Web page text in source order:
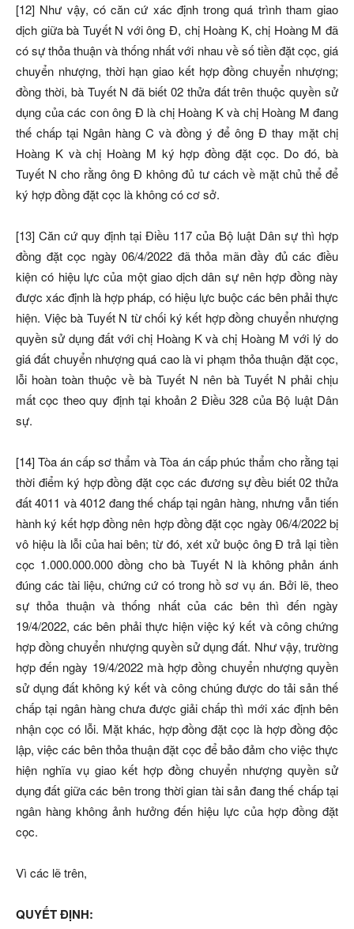
[12] Như vậy, có căn cứ xác định trong quá trình tham giao
dịch giữa bà Tuyết N với ông Đ, chị Hoàng K, chị Hoàng M đã
có sự thỏa thuận và thống nhất với nhau về số tiền đặt cọc, giá
chuyển nhượng, thời hạn giao kết hợp đồng chuyển nhượng;
đồng thời, bà Tuyết N đã biết 02 thửa đất trên thuộc quyền sử
dụng của các con ông Đ là chị Hoàng K và chị Hoàng M đang
thế chấp tại Ngân hàng C và đồng ý để ông Đ thay mặt chị
Hoàng K và chị Hoàng M ký hợp đồng đặt cọc. Do đó, bà
Tuyết N cho rằng ông Đ không đủ tư cách về mặt chủ thể để
ký hợp đồng đặt cọc là không có cơ sở.
[13] Căn cứ quy định tại Điều 117 của Bộ luật Dân sự thì hợp
đồng đặt cọc ngày 06/4/2022 đã thỏa mãn đầy đủ các điều
kiện có hiệu lực của một giao dịch dân sự nên hợp đồng này
được xác định là hợp pháp, có hiệu lực buộc các bên phải thực
hiện. Việc bà Tuyết N từ chối ký kết hợp đồng chuyển nhượng
quyền sử dụng đất với chị Hoàng K và chị Hoàng M với lý do
giá đất chuyển nhượng quá cao là vi phạm thỏa thuận đặt cọc,
lỗi hoàn toàn thuộc về bà Tuyết N nên bà Tuyết N phải chịu
mất cọc theo quy định tại khoản 2 Điều 328 của Bộ luật Dân
sự.
[14] Tòa án cấp sơ thẩm và Tòa án cấp phúc thẩm cho rằng tại
thời điểm ký hợp đồng đặt cọc các đương sự đều biết 02 thửa
đất 4011 và 4012 đang thế chấp tại ngân hàng, nhưng vẫn tiến
hành ký kết hợp đồng nên hợp đồng đặt cọc ngày 06/4/2022 bị
vô hiệu là lỗi của hai bên; từ đó, xét xử buộc ông Đ trả lại tiền
cọc 1.000.000.000 đồng cho bà Tuyết N là không phản ánh
đúng các tài liệu, chứng cứ có trong hồ sơ vụ án. Bởi lẽ, theo
sự thỏa thuận và thống nhất của các bên thì đến ngày
19/4/2022, các bên phải thực hiện việc ký kết và công chứng
hợp đồng chuyển nhượng quyền sử dụng đất. Như vậy, trường
hợp đến ngày 19/4/2022 mà hợp đồng chuyển nhượng quyền
sử dụng đất không ký kết và công chúng được do tải sản thế
chấp tại ngân hàng chưa được giải chấp thì mới xác định bên
nhận cọc có lỗi. Mặt khác, hợp đồng đặt cọc là hợp đồng độc
lập, việc các bên thỏa thuận đặt cọc để bảo đảm cho việc thực
hiện nghĩa vụ giao kết hợp đồng chuyển nhượng quyền sử
dụng đất giữa các bên trong thời gian tài sản đang thế chấp tại
ngân hàng không ảnh hưởng đến hiệu lực của hợp đồng đặt
cọc.
Vì các lẽ trên,
QUYẾT ĐỊNH: